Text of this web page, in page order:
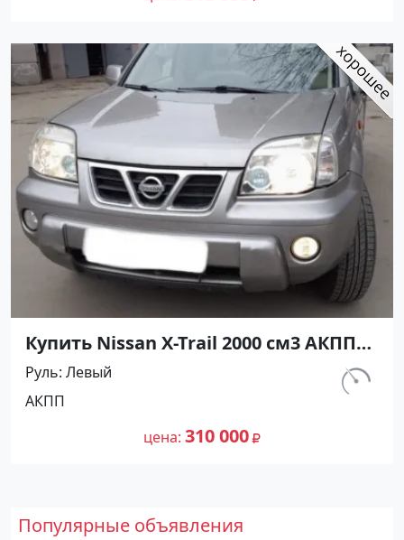
на сайте Авторынок23
Купить Nissan X-Trail 2000 см3 АКПП
(140 л.с.) Бензин инжектор в
Новороссийск : цвет Серый
Внедорожник 2005 года по цене
310000 рублей, объявление №24561
на сайте Авторынок23
км.
Руль Левый
АКПП
цена 310 000
Популярные объявления